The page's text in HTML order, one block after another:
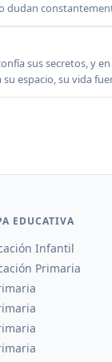
dudan
sus secretos, y
espacio, su vida
EDUCATIVA
Infantil
Primaria